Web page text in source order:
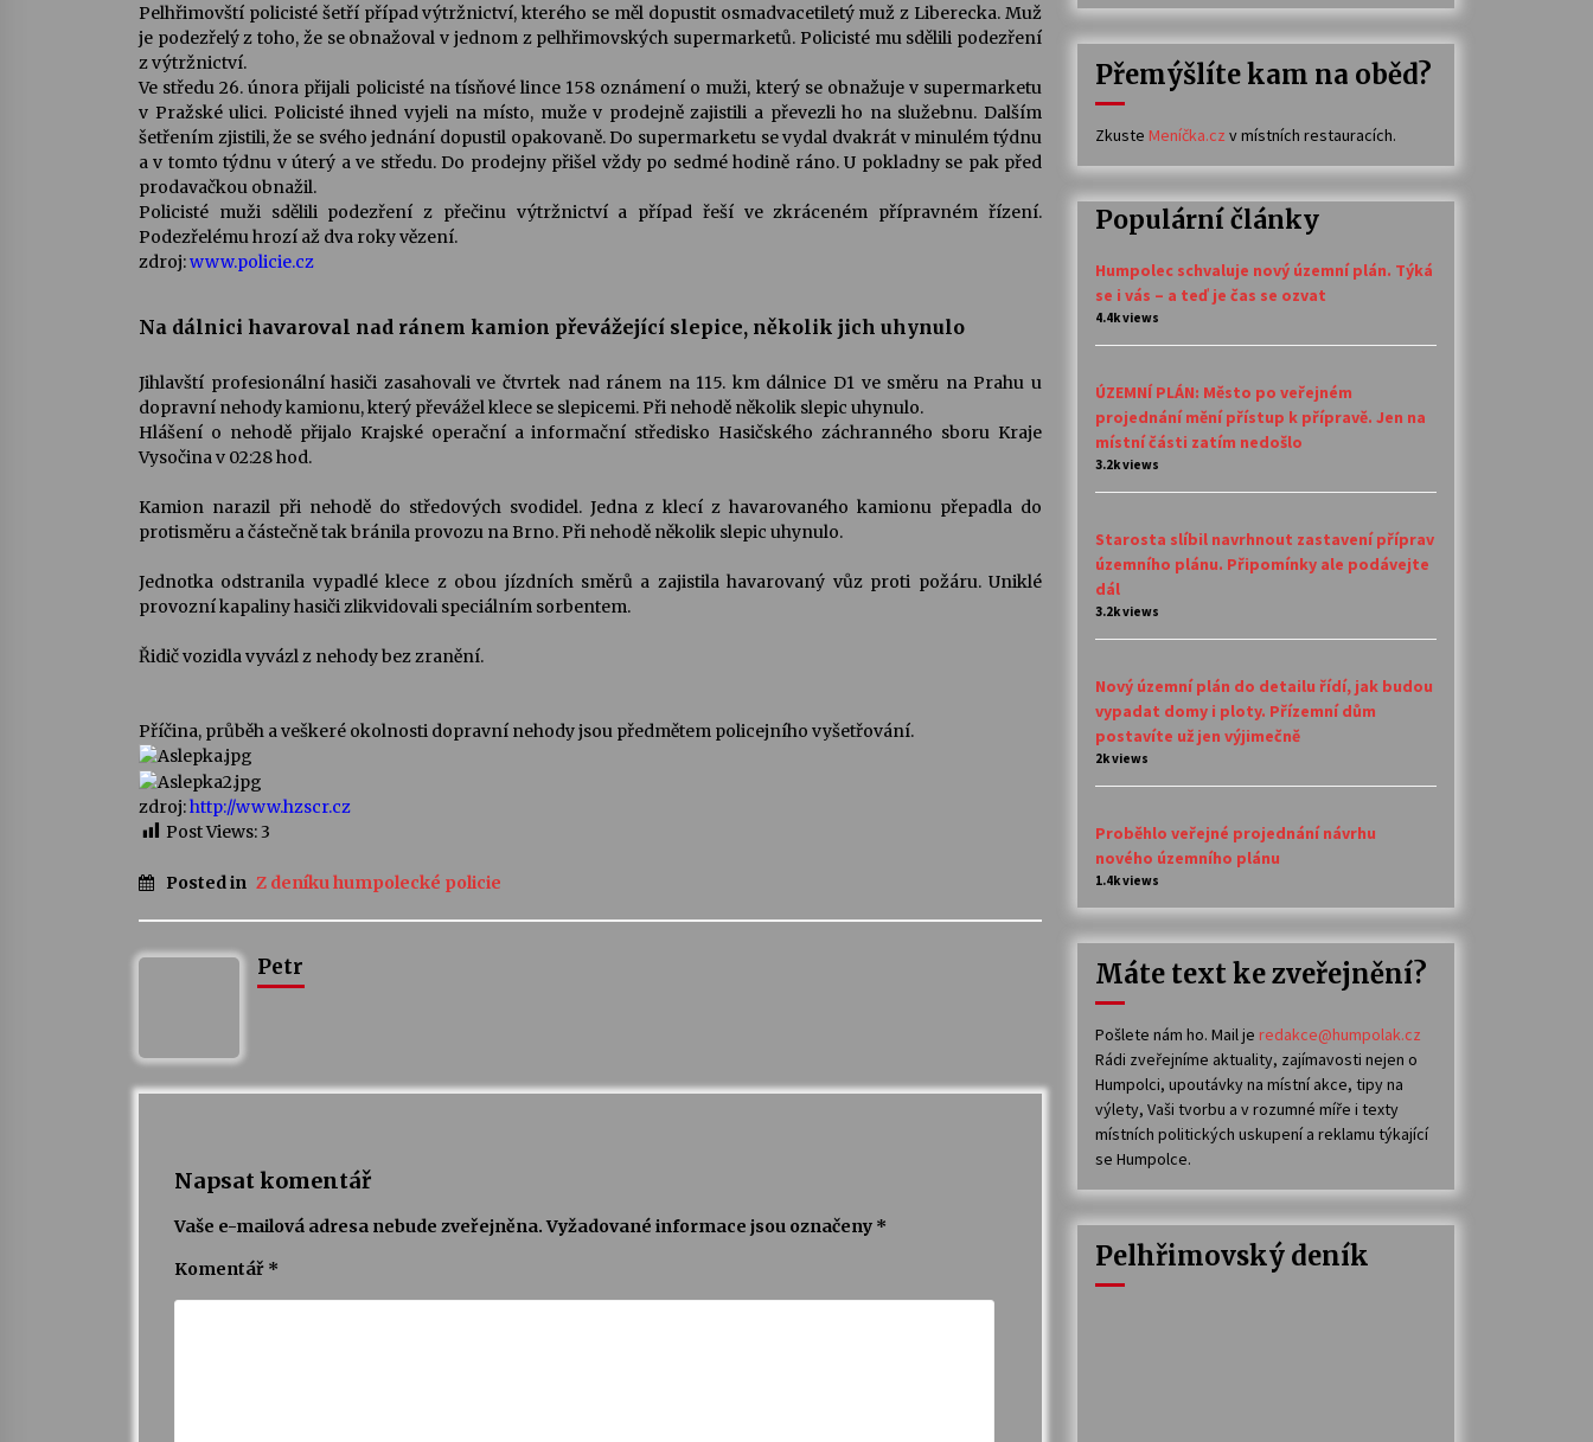
Pelhřimovští policisté šetří případ výtržnictví, kterého se měl dopustit osmadvacetiletý muž z Liberecka. Muž
je podezřelý z toho, že se obnažoval v jednom z pelhřimovských supermarketů. Policisté mu sdělili podezření
z výtržnictví.
Ve středu 26. února přijali policisté na tísňové lince 158 oznámení o muži, který se obnažuje v supermarketu
v Pražské ulici. Policisté ihned vyjeli na místo, muže v prodejně zajistili a převezli ho na služebnu. Dalším
šetřením zjistili, že se svého jednání dopustil opakovaně. Do supermarketu se vydal dvakrát v minulém týdnu
a v tomto týdnu v úterý a ve středu. Do prodejny přišel vždy po sedmé hodině ráno. U pokladny se pak před
prodavačkou obnažil.
Policisté muži sdělili podezření z přečinu výtržnictví a případ řeší ve zkráceném přípravném řízení.
Podezřelému hrozí až dva roky vězení.
zdroj:www.policie.cz
Na dálnici havaroval nad ránem kamion převážející slepice, několik jich uhynulo
Jihlavští profesionální hasiči zasahovali ve čtvrtek nad ránem na 115. km dálnice D1 ve směru na Prahu u
dopravní nehody kamionu, který převážel klece se slepicemi. Při nehodě několik slepic uhynulo.
Hlášení o nehodě přijalo Krajské operační a informační středisko Hasičského záchranného sboru Kraje
Vysočina v 02:28 hod.
Kamion narazil při nehodě do středových svodidel. Jedna z klecí z havarovaného kamionu přepadla do
protisměru a částečně tak bránila provozu na Brno. Při nehodě několik slepic uhynulo.
Jednotka odstranila vypadlé klece z obou jízdních směrů a zajistila havarovaný vůz proti požáru. Uniklé
provozní kapaliny hasiči zlikvidovali speciálním sorbentem.
Řidič vozidla vyvázl z nehody bez zranění.
Příčina, průběh a veškeré okolnosti dopravní nehody jsou předmětem policejního vyšetřování.
zdroj:http://www.hzscr.cz
Post Views:3
Posted in Z deníku humpolecké policie
Petr
Napsat komentář
Vaše e-mailová adresa nebude zveřejněna. Vyžadované informace jsou označeny *
Komentář *
Přemýšlíte kam na oběd?
Zkuste Meníčka.cz v místních restauracích.
Populární články
Humpolec schvaluje nový územní plán. Týká
se i vás – a teď je čas se ozvat
4.4k views
ÚZEMNÍ PLÁN: Město po veřejném
projednání mění přístup k přípravě. Jen na
místní části zatím nedošlo
3.2k views
Starosta slíbil navrhnout zastavení příprav
územního plánu. Připomínky ale podávejte
dál
3.2k views
Nový územní plán do detailu řídí, jak budou
vypadat domy i ploty. Přízemní dům
postavíte už jen výjimečně
2k views
Proběhlo veřejné projednání návrhu
nového územního plánu
1.4k views
Máte text ke zveřejnění?
Pošlete nám ho. Mail je redakce@humpolak.cz
Rádi zveřejníme aktuality, zajímavosti nejen o
Humpolci, upoutávky na místní akce, tipy na
výlety, Vaši tvorbu a v rozumné míře i texty
místních politických uskupení a reklamu týkající
se Humpolce.
Pelhřimovský deník